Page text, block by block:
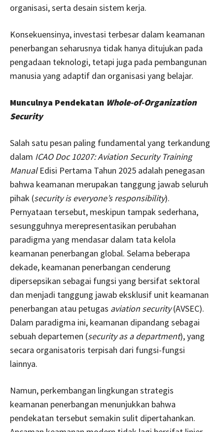
organisasi, serta desain sistem kerja.
Konsekuensinya, investasi terbesar dalam keamanan
penerbangan seharusnya tidak hanya ditujukan pada
pengadaan teknologi, tetapi juga pada pembangunan
manusia yang adaptif dan organisasi yang belajar.
Munculnya Pendekatan Whole-of-Organization
Security
Salah satu pesan paling fundamental yang terkandung
dalam ICAO Doc 10207: Aviation Security Training
ManualEdisi Pertama Tahun 2025 adalah penegasan
bahwa keamanan merupakan tanggung jawab seluruh
pihak (security is everyone’s responsibility).
Pernyataan tersebut, meskipun tampak sederhana,
sesungguhnya merepresentasikan perubahan
paradigma yang mendasar dalam tata kelola
keamanan penerbangan global. Selama beberapa
dekade, keamanan penerbangan cenderung
dipersepsikan sebagai fungsi yang bersifat sektoral
dan menjadi tanggung jawab eksklusif unit keamanan
penerbangan atau petugas aviation security(AVSEC).
Dalam paradigma ini, keamanan dipandang sebagai
sebuah departemen (security as a department), yang
secara organisatoris terpisah dari fungsi-fungsi
lainnya.
Namun, perkembangan lingkungan strategis
keamanan penerbangan menunjukkan bahwa
pendekatan tersebut semakin sulit dipertahankan.